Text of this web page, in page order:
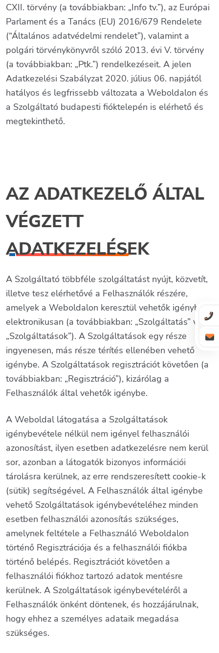
CXII. törvény (a továbbiakban: „Info tv.”), az Európai
Parlament és a Tanács (EU) 2016/679 Rendelete
(“Általános adatvédelmi rendelet”), valamint a
polgári törvénykönyvről szóló 2013. évi V. törvény
(a továbbiakban: „Ptk.”) rendelkezéseit. A jelen
Adatkezelési Szabályzat 2020. július 06. napjától
hatályos és legfrissebb változata a Weboldalon és
a Szolgáltató budapesti fióktelepén is elérhető és
megtekinthető.
AZ ADATKEZELŐ ÁLTAL
VÉGZETT
ADATKEZELÉSEK
A Szolgáltató többféle szolgáltatást nyújt, közvetít,
illetve tesz elérhetővé a Felhasználók részére,
amelyek a Weboldalon keresztül vehetők igénybe
elektronikusan (a továbbiakban: „Szolgáltatás” vagy
„Szolgáltatások”). A Szolgáltatások egy része
ingyenesen, más része térítés ellenében vehető
igénybe. A Szolgáltatások regisztrációt követően (a
továbbiakban: „Regisztráció”), kizárólag a
Felhasználók által vehetők igénybe.
A Weboldal látogatása a Szolgáltatások
igénybevétele nélkül nem igényel felhasználói
azonosítást, ilyen esetben adatkezelésre nem kerül
sor, azonban a látogatók bizonyos információi
tárolásra kerülnek, az erre rendszeresített cookie-k
(sütik) segítségével. A Felhasználók által igénybe
vehető Szolgáltatások igénybevételéhez minden
esetben felhasználói azonosítás szükséges,
amelynek feltétele a Felhasználó Weboldalon
történő Regisztrációja és a felhasználói fiókba
történő belépés. Regisztrációt követően a
felhasználói fiókhoz tartozó adatok mentésre
kerülnek. A Szolgáltatások igénybevételéről a
Felhasználók önként döntenek, és hozzájárulnak,
hogy ehhez a személyes adataik megadása
szükséges.